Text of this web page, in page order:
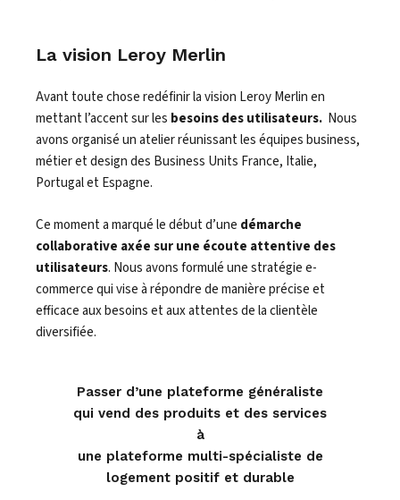
La vision Leroy Merlin
Avant toute chose redéfinir la vision Leroy Merlin en
mettant l’accent sur les besoins des utilisateurs. Nous
avons organisé un atelier réunissant les équipes business,
métier et design des Business Units France, Italie,
Portugal et Espagne.
Ce moment a marqué le début d’une démarche
collaborative axée sur une écoute attentive des
utilisateurs. Nous avons formulé une stratégie e-
commerce qui vise à répondre de manière précise et
efficace aux besoins et aux attentes de la clientèle
diversifiée.
Passer d’une plateforme généraliste
qui vend des produits et des services
à
une plateforme multi-spécialiste de
logement positif et durable